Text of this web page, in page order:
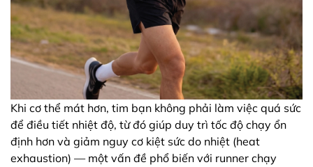
Khi cơ thể mát hơn, tim bạn không phải làm việc quá sức
để điều tiết nhiệt độ, từ đó giúp duy trì tốc độ chạy ổn
định hơn và giảm nguy cơ kiệt sức do nhiệt (heat
exhaustion) — một vấn đề phổ biến với runner chạy